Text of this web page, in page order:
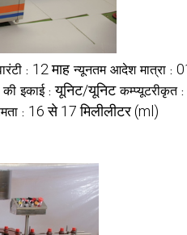
: 12 माह न्यूनतम आदेश मात्रा :
की इकाई : यूनिट/यूनिट कम्प्यूटरीकृत :
: 16 से 17 मिलीलीटर (ml)